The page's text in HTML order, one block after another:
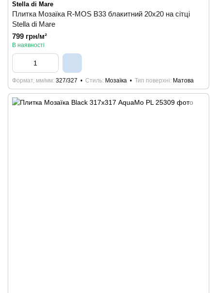
Stella di Mare
Плитка Мозаїка R-MOS B33 блакитний 20x20 на сiтцi
Stella di Mare
799 грн/м²
В наявності
Формат, мм/мм 327/327 Стиль Мозаїка Тип поверхні Матова